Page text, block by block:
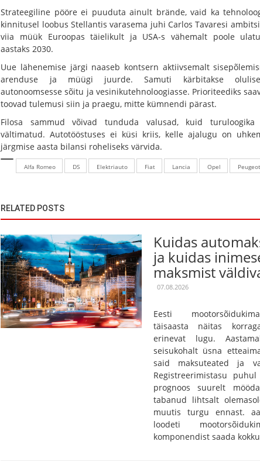
Strateegiline pööre ei puuduta ainult brände, vaid ka
kinnitusel loobus Stellantis varasema juhi Carlos Tavaresi
viia müük Euroopas täielikult ja USA-s vähemalt poole
aastaks 2030.
Uue lähenemise järgi naaseb kontsern aktiivsemalt
arenduse ja müügi juurde. Samuti kärbitakse
autonoomsesse sõitu ja vesinikutehnoloogiasse. Prioriteediks
toovad tulemusi siin ja praegu, mitte kümnendi pärast.
Filosa sammud võivad tunduda valusad, kuid turuloogika
vältimatud. Autotööstuses ei küsi kriis, kelle ajalugu on
järgmise aasta bilansi roheliseks värvida.
Alfa Romeo DS Elektriauto Fiat Lancia Opel Peugeot
RELATED POSTS
Kuidas
ja kuidas
maksmist
07.08.2026
Eesti
täisaasta näitas
erinevat lugu.
seisukohalt üsna
said maksuteated ja
Registreerimistasu
prognoos suurelt
tabanud lihtsalt
muutis turgu ennast.
loodeti
komponendist saada